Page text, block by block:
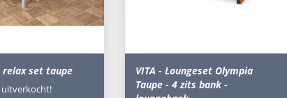
relax set taupe
uitverkocht!
VITA - Loungeset Olympia
Taupe - 4 zits bank -